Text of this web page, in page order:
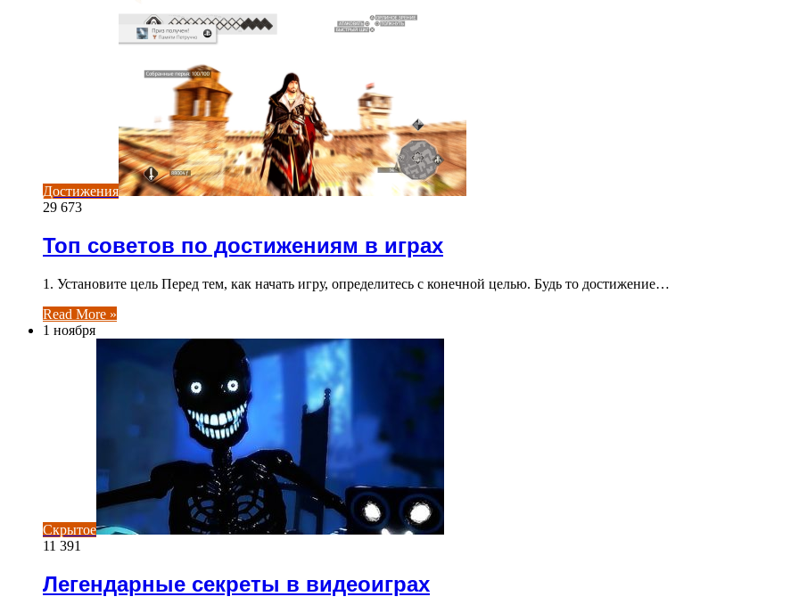
Достижения
29 673
Топ советов по достижениям в играх
1. Установите цель Перед тем, как начать игру, определитесь с конечной целью. Будь то достижение…
Read More »
1 ноября
Скрытое
11 391
Легендарные секреты в видеоиграх